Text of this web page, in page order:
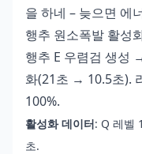
을 하네 – 늦으면 에
행추 원소폭발 활성
행추 E 우렴검 생성
화(21초 → 10.5초).
100%.
활성화 데이터: Q 레벨
초.